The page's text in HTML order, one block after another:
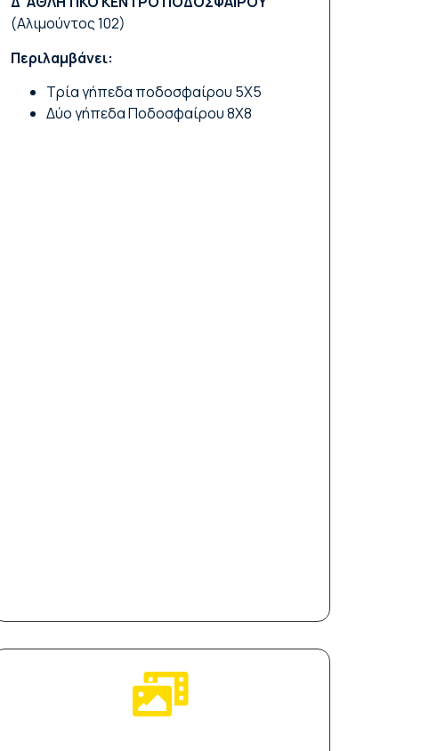
(Αλιμούντος 102)
Περιλαμβάνει:
Τρία γήπεδα ποδοσφαίρου 5Χ5
Δύο γήπεδα Ποδοσφαίρου 8Χ8